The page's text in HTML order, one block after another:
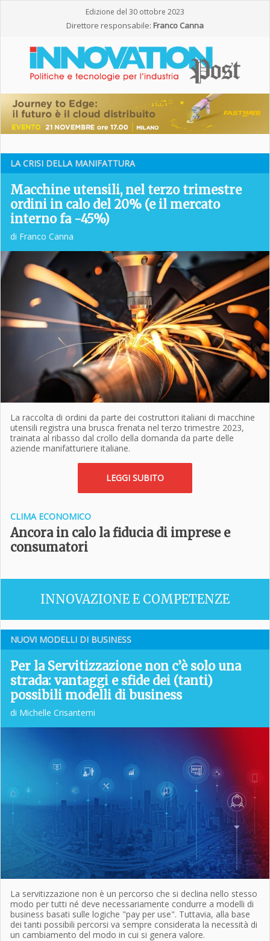
Edizione del 30 ottobre 2023
Direttore responsabile: Franco Canna
LA CRISI DELLA MANIFATTURA
Macchine utensili, nel terzo trimestre
ordini in calo del 20% (e il mercato
interno fa -45%)
di Franco Canna
La raccolta di ordini da parte dei costruttori italiani di macchine
utensili registra una brusca frenata nel terzo trimestre 2023,
trainata al ribasso dal crollo della domanda da parte delle
aziende manifatturiere italiane.
LEGGI SUBITO
CLIMA ECONOMICO
Ancora in calo la fiducia di imprese e
consumatori
INNOVAZIONE E COMPETENZE
NUOVI MODELLI DI BUSINESS
Per la Servitizzazione non c’è solo una
strada: vantaggi e sfide dei (tanti)
possibili modelli di business
di Michelle Crisantemi
La servitizzazione non è un percorso che si declina nello stesso
modo per tutti né deve necessariamente condurre a modelli di
business basati sulle logiche "pay per use". Tuttavia, alla base
dei tanti possibili percorsi va sempre considerata la necessità di
un cambiamento del modo in cui si genera valore.